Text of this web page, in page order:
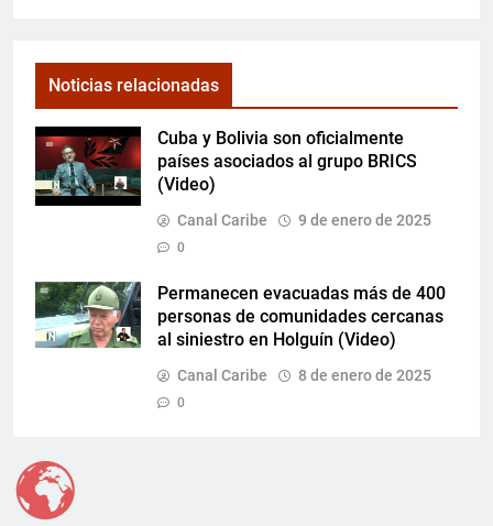
Noticias relacionadas
Cuba y Bolivia son oficialmente
países asociados al grupo BRICS
(Video)
Canal Caribe 9 de enero de 2025
0
Permanecen evacuadas más de 400
personas de comunidades cercanas
al siniestro en Holguín (Video)
Canal Caribe 8 de enero de 2025
0